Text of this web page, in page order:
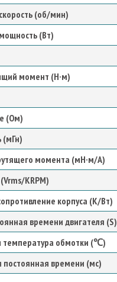
(об/мин)
(Вт)
момент (Н·м)
(Ом)
(мГн)
момента (мН·м/А)
KRPM)
корпуса (К/Вт)
времени двигателя (S)
температура обмотки (℃)
постоянная времени (мс)